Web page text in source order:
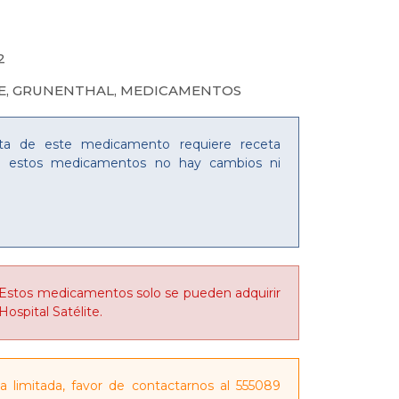
,GRUNENTHAL, MEDICAMENTOS
de este medicamento requiere receta
estos medicamentos no hay cambios ni
medicamentos solo se pueden adquirir
Satélite.
limitada, favor de contactarnos al 555089